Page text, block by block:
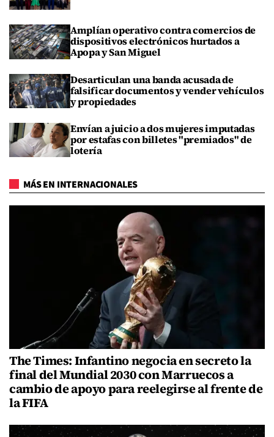
Amplían operativo contra comercios de
dispositivos electrónicos hurtados a
Apopa y San Miguel
Desarticulan una banda acusada de
falsificar documentos y vender vehículos
y propiedades
Envían a juicio a dos mujeres imputadas
por estafas con billetes "premiados" de
lotería
MÁS EN INTERNACIONALES
The Times: Infantino negocia en secreto la
final del Mundial 2030 con Marruecos a
cambio de apoyo para reelegirse al frente de
la FIFA